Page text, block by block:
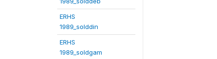
ERHS
1989_solddin
ERHS
1989_soldgam